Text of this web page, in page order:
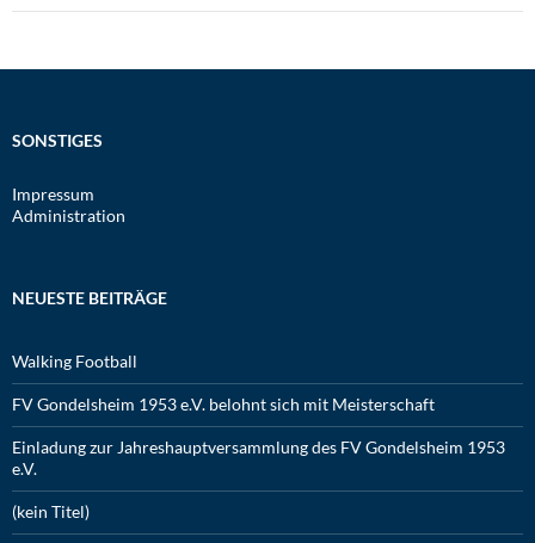
SONSTIGES
Impressum
Administration
NEUESTE BEITRÄGE
Walking Football
FV Gondelsheim 1953 e.V. belohnt sich mit Meisterschaft
Einladung zur Jahreshauptversammlung des FV Gondelsheim 1953
e.V.
(kein Titel)